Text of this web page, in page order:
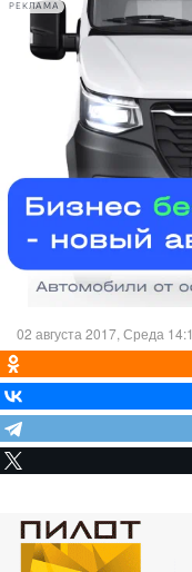
РЕКЛАМА
02 августа 2017, Среда